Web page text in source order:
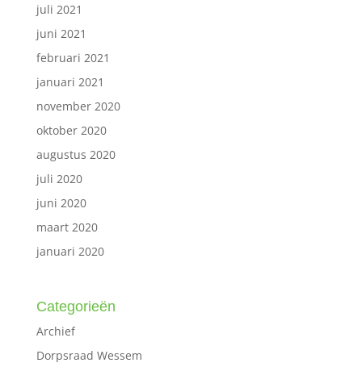
juli 2021
juni 2021
februari 2021
januari 2021
november 2020
oktober 2020
augustus 2020
juli 2020
juni 2020
maart 2020
januari 2020
Categorieën
Archief
Dorpsraad Wessem